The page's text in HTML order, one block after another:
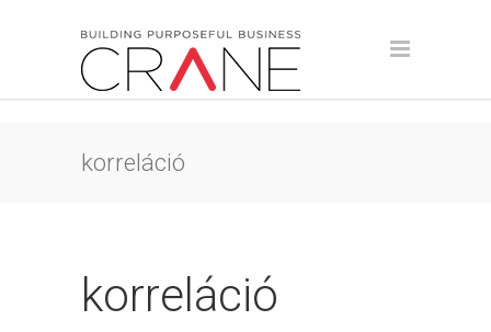
korreláció
korreláció